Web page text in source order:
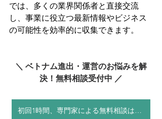
では、多くの業界関係者と直接交流
し、事業に役立つ最新情報やビジネス
の可能性を効率的に収集できます。
＼ ベトナム進出・運営のお悩みを解
決！無料相談受付中 ／
初回1時間、専門家による無料相談はこちら！